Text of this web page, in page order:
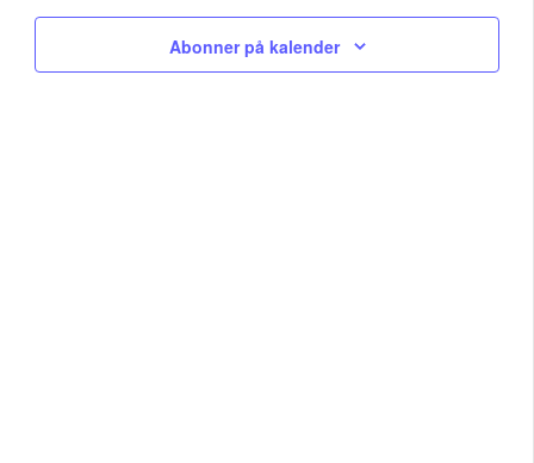
and
Abonner på kalender